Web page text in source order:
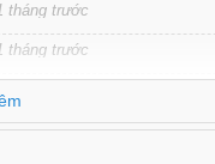
tháng trước
tháng trước
tháng trước